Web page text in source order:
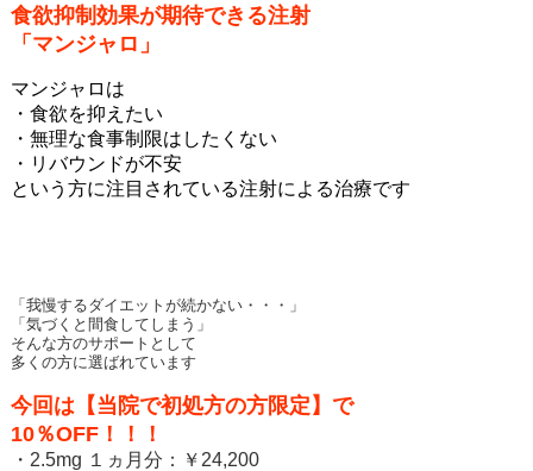
食欲抑制効果が期待できる注射
「マンジャロ」
マンジャロは
・食欲を抑えたい
・無理な食事制限はしたくない
・リバウンドが不安
という方に注目されている注射による治療です
「我慢するダイエットが続かない・・・」
「気づくと間食してしまう」
そんな方のサポートとして
多くの方に選ばれています
今回は【当院で初処方の方限定】で
10％OFF！！！
・ 2.5mg １ヵ月分：￥ 24,200